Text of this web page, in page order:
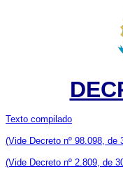
Texto compilado
(Vide Decreto nº 98.098, de
(Vide Decreto nº 2.809, de